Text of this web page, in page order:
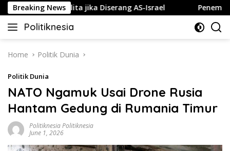
Skip
to
content
Breaking News
Gelap Gulita jika Diserang AS-Israel Penembakan
Politiknesia
Politiknesia.com
Home Politik Dunia
Politik Dunia
NATO Ngamuk Usai Drone Rusia
Hantam Gedung di Rumania Timur
Politiknesia Politiknesia
June 1, 2026